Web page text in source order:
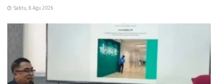
Sabtu, 8 Agu 2026